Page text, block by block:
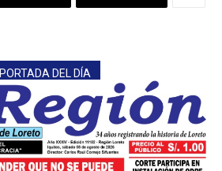
PORTADA DEL DÍA